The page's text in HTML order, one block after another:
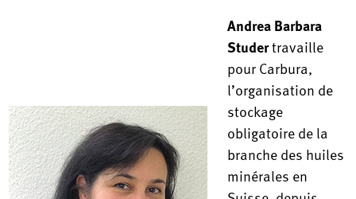
Andrea Barbara
Studertravaille
pour Carbura,
l’organisation de
stockage
obligatoire de la
branche des huiles
minérales en